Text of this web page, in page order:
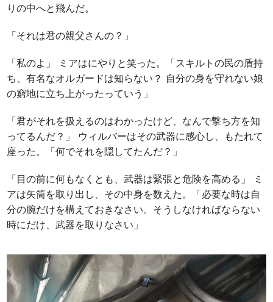
りの中へと飛んだ。
「それは君の親父さんの？」
「私のよ」 ミアはにやりと笑った。「スキルトの民の盾持
ち、有名なオルガードは知らない？ 自分の身を守れない娘
の窮地に立ち上がったっていう」
「君がそれを扱えるのはわかったけど、なんで撃ち方を知
ってるんだ？」 ウィルバーはその武器に感心し、もたれて
座った。「何でそれを隠してたんだ？」
「目の前に何もなくとも、武器は緊張と危険を高める」 ミ
アは矢筒を取り出し、その中身を数えた。「必要な時は自
分の腕だけを構えておきなさい。そうしなければならない
時にだけ、武器を取りなさい」